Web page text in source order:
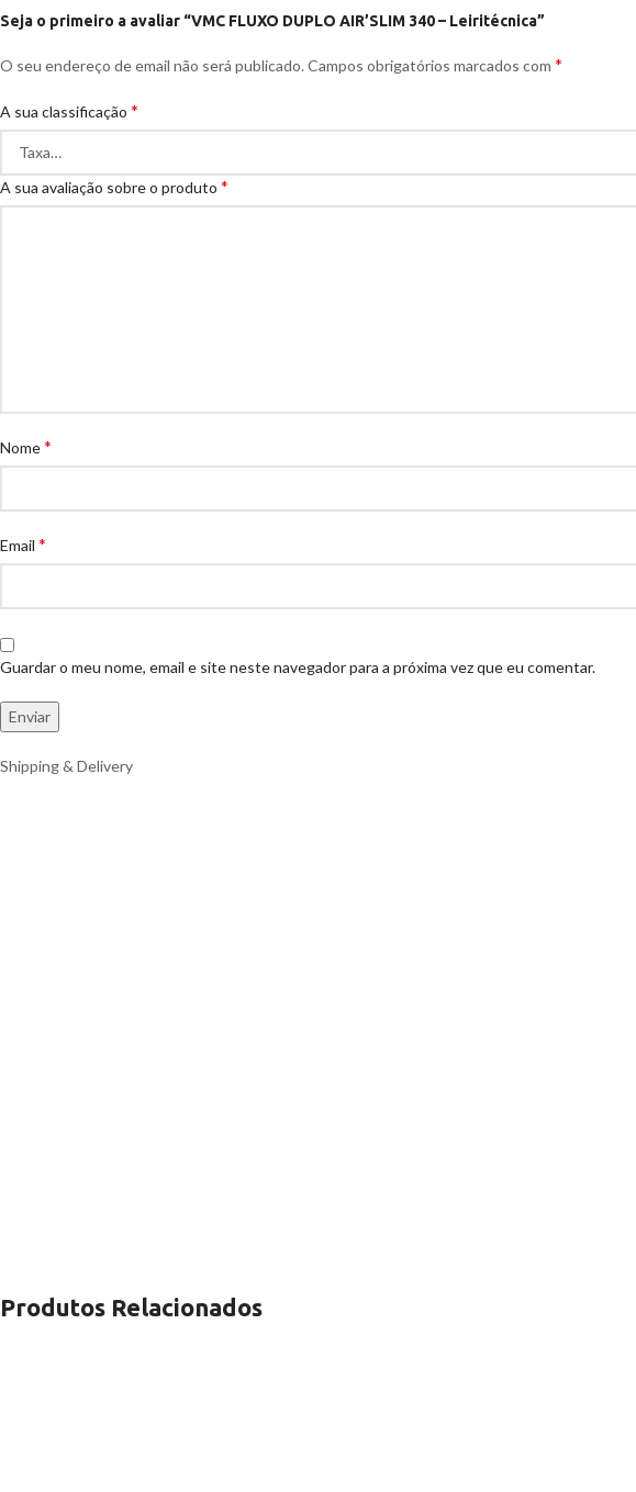
Seja o primeiro a avaliar “VMC FLUXO DUPLO AIR’SLIM 340 – Leiritécnica”
O seu endereço de email não será publicado. Campos obrigatórios marcados com *
A sua classificação *
A sua avaliação sobre o produto *
Nome*
Email *
Guardar o meu nome, email e site neste navegador para a próxima vez que eu comentar.
Shipping & Delivery
Produtos Relacionados